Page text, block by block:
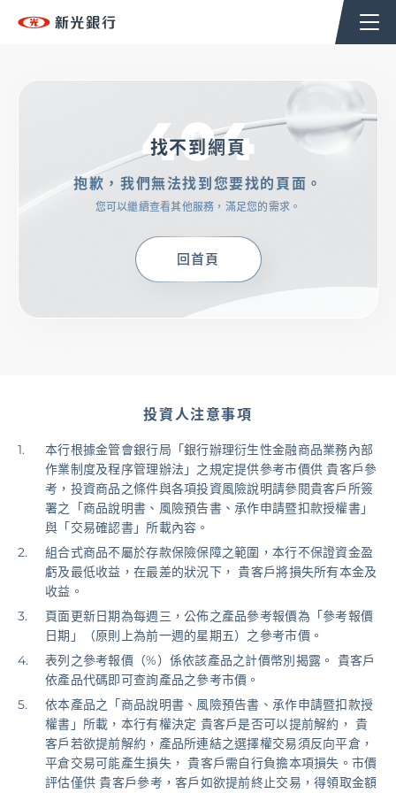
TSHoldingsGroup
OMNI-U
貸款
財富管理/信託/保險
數位生活
登入
404
找不到網頁
抱歉，我們無法找到您要找的頁面。
您可以繼續查看其他服務，滿足您的需求。
回首頁
投資人注意事項
本行根據金管會銀行局「銀行辦理衍生性金融商品業務內部
作業制度及程序管理辦法」之規定提供參考市價供 貴客戶參
考，投資商品之條件與各項投資風險說明請參閱貴客戶所簽
署之「商品說明書、風險預告書、承作申請暨扣款授權書」
與「交易確認書」所載內容。
組合式商品不屬於存款保險保障之範圍，本行不保證資金盈
虧及最低收益，在最差的狀況下， 貴客戶將損失所有本金及
收益。
頁面更新日期為每週三，公佈之產品參考報價為「參考報價
日期」（原則上為前一週的星期五）之參考市價。
表列之參考報價（%）係依該產品之計價幣別揭露。 貴客戶
依產品代碼即可查詢產品之參考市價。
依本產品之「商品說明書、風險預告書、承作申請暨扣款授
權書」所載，本行有權決定 貴客戶是否可以提前解約， 貴
客戶若欲提前解約，產品所連結之選擇權交易須反向平倉，
平倉交易可能產生損失， 貴客戶需自行負擔本項損失。市價
評估僅供 貴客戶參考，客戶如欲提前終止交易，得領取金額